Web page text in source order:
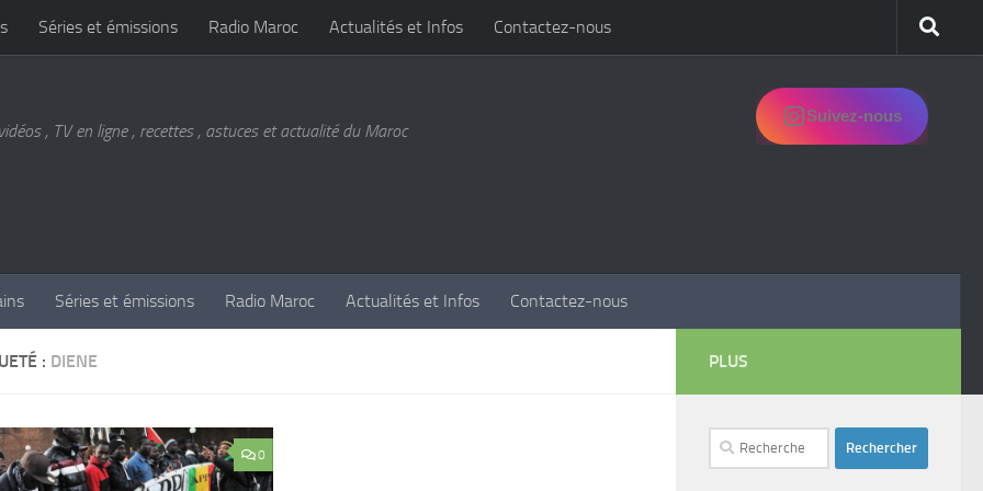
Séries et émissions Radio Maroc Actualités et Infos Contactez-nous
, TV en ligne , recettes , astuces et actualité du Maroc
Suivez-nous
Séries et émissions Radio Maroc Actualités et Infos Contactez-nous
: DIENE
0
PLUS
Rechercher :